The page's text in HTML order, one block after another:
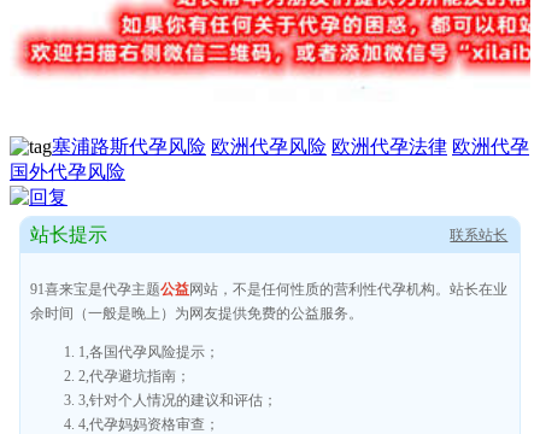
塞浦路斯代孕风险 欧洲代孕风险 欧洲代孕法律 欧洲代孕
国外代孕风险
站长提示
91喜来宝是代孕主题公益网站，不是任何性质的营利性代孕机构。站长在业
余时间（一般是晚上）为网友提供免费的公益服务。
1,各国代孕风险提示；
2,代孕避坑指南；
3,针对个人情况的建议和评估；
4,代孕妈妈资格审查；
联系站长